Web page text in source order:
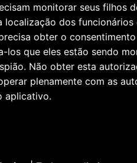
monitorar seus filhos
localização dos
obter o
que eles estão sendo
Não obter esta
plenamente com as
aplicativo.